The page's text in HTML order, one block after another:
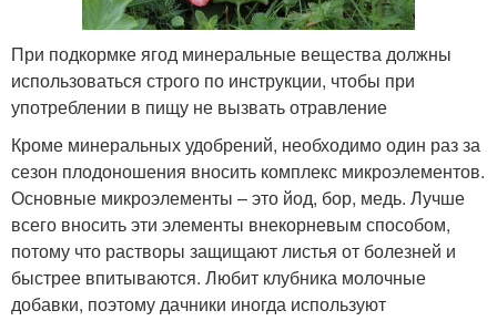
При подкормке ягод минеральные вещества должны
использоваться строго по инструкции, чтобы при
употреблении в пищу не вызвать отравление
Кроме минеральных удобрений, необходимо один раз за
сезон плодоношения вносить комплекс микроэлементов.
Основные микроэлементы – это йод, бор, медь. Лучше
всего вносить эти элементы внекорневым способом,
потому что растворы защищают листья от болезней и
быстрее впитываются. Любит клубника молочные
добавки, поэтому дачники иногда используют